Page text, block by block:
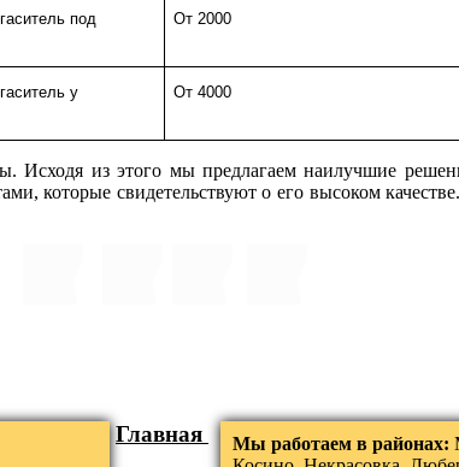
под
От 2000
у
От 4000
из этого мы предлагаем наилучшие
которые свидетельствуют о его высоком
Мы работаем в районах:
Главная